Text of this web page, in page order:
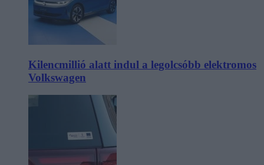
Kilencmillió alatt indul a legolcsóbb elektromos
Volkswagen